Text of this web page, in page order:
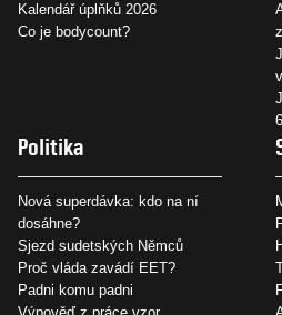
Kalendář úplňků 2026
Co je bodycount?
Politika
Nová superdávka: kdo na ní
dosáhne?
Sjezd sudetských Němců
Proč vláda zavádí EET?
Padni komu padni